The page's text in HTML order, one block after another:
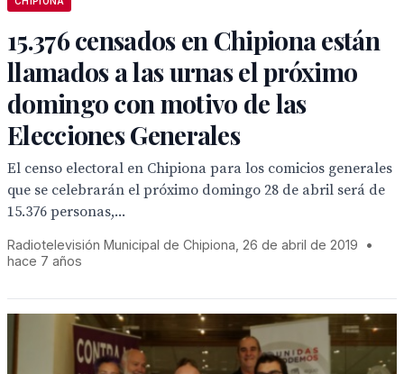
15.376 censados en Chipiona están
llamados a las urnas el próximo
domingo con motivo de las
Elecciones Generales
El censo electoral en Chipiona para los comicios generales
que se celebrarán el próximo domingo 28 de abril será de
15.376 personas,...
Radiotelevisión Municipal de Chipiona, 26 de abril de 2019
•
hace 7 años